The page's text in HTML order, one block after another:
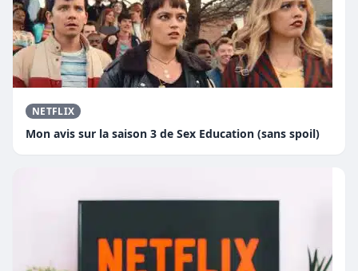
NETFLIX
Mon avis sur la saison 3 de Sex Education (sans spoil)